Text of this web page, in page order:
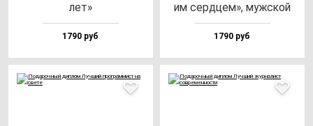
лет»
1790 руб
им сер­дцем», муж­ской
1790 руб